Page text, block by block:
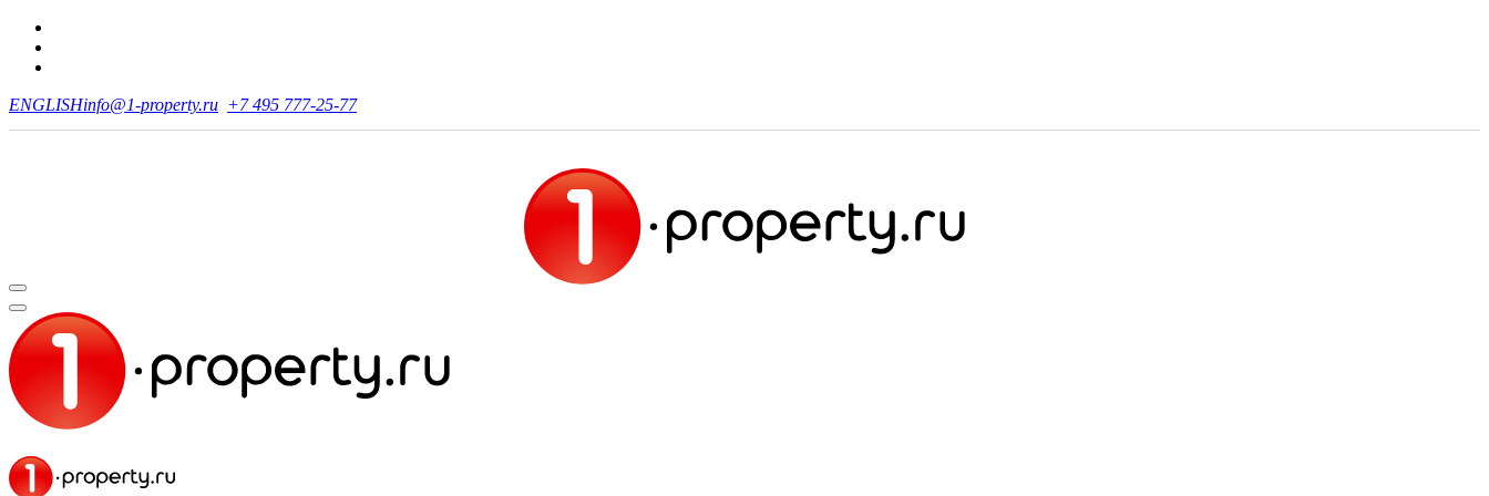
ENGLISHinfo@1-property.ru +7 495 777-25-77